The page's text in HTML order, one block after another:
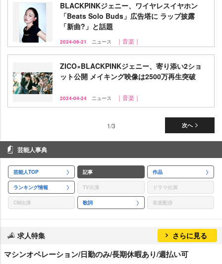
BLACKPINKジェニー、ワイヤレスイヤホン
「Beats Solo Buds」広告塔に ラップ披露
「新曲?」と話題
2024-06-21 ニュース ｜音楽｜
ZICO×BLACKPINKジェニー、寄り添い2ショ
ット公開 メイキング映像は2500万再生突破
2024-04-24 ニュース ｜音楽｜
次へ
1/3
芸能人事典
芸能人TOP 記事 作品
ランキング情報 TV出演 ドラマ出演
CM出演 歌詞 音楽配信
求人特集 さらに見る
マシンオペレーション/日勤のみ/長期休暇あり/週払い可